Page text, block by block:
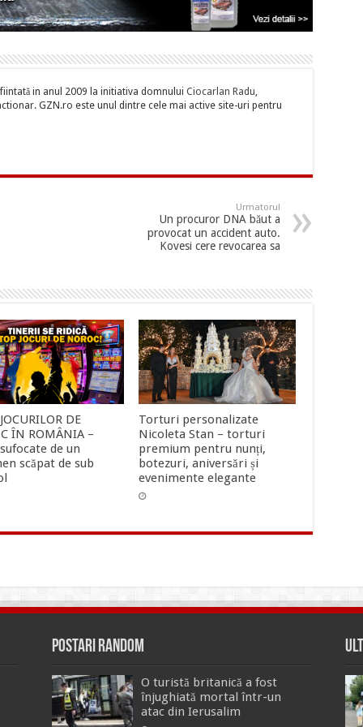
in anul 2009 la initiativa domnului Ciocarlan Radu,
GZN.ro este unul dintre cele mai active site-uri pentru
Urmatorul
Un procuror DNA băut a
provocat un accident auto.
Kovesi cere revocarea sa
DE
ÎN ROMÂNIA –
de un
scăpat de sub
Torturi personalizate
Nicoleta Stan – torturi
premium pentru nunți,
botezuri, aniversări și
evenimente elegante
Postari Random
O turistă britanică a fost
înjughiată mortal într-un
atac din Ierusalim